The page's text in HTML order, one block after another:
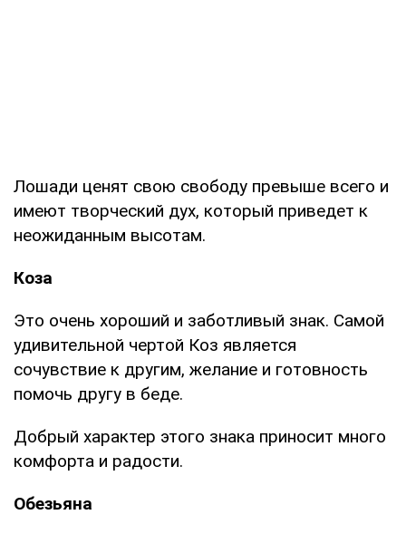
Лошади ценят свою свободу превыше всего и
имеют творческий дух, который приведет к
неожиданным высотам.
Коза
Это очень хороший и заботливый знак. Самой
удивительной чертой Коз является
сочувствие к другим, желание и готовность
помочь другу в беде.
Добрый характер этого знака приносит много
комфорта и радости.
Обезьяна